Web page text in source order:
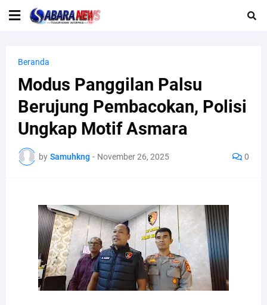
Beranda
Modus Panggilan Palsu
Berujung Pembacokan, Polisi
Ungkap Motif Asmara
by Samuhkng - November 26, 2025 0